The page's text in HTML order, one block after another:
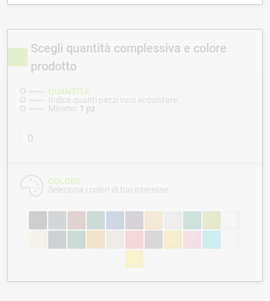
Scegli quantità complessiva e colore
prodotto
QUANTITÀ
Indica quanti pezzi vuoi acquistare.
Minimo: 1 pz
COLORE
Seleziona i colori di tuo interesse.